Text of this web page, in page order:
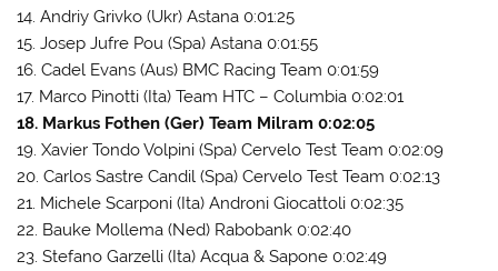
14. Andriy Grivko (Ukr) Astana 0:01:25
15. Josep Jufre Pou (Spa) Astana 0:01:55
16. Cadel Evans (Aus) BMC Racing Team 0:01:59
17. Marco Pinotti (Ita) Team HTC – Columbia 0:02:01
18. Markus Fothen (Ger) Team Milram 0:02:05
19. Xavier Tondo Volpini (Spa) Cervelo Test Team 0:02:09
20. Carlos Sastre Candil (Spa) Cervelo Test Team 0:02:13
21. Michele Scarponi (Ita) Androni Giocattoli 0:02:35
22. Bauke Mollema (Ned) Rabobank 0:02:40
23. Stefano Garzelli (Ita) Acqua & Sapone 0:02:49